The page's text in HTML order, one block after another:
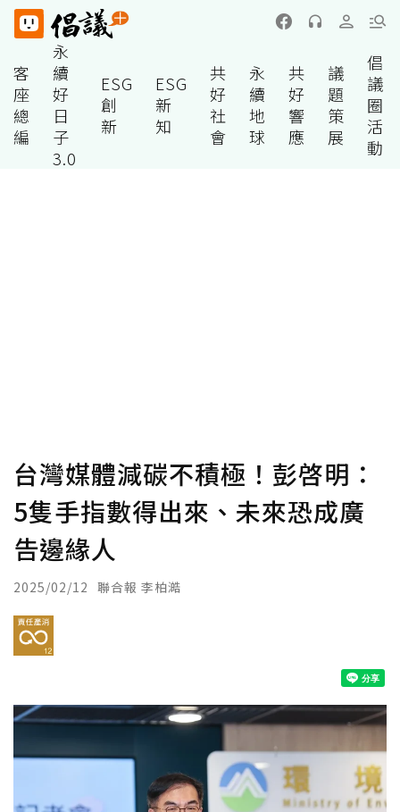
客
座
總
編
永
續
好
日
子
3.0
ESG
創
新
ESG
新
知
共
好
社
會
永
續
地
球
共
好
響
應
議
題
策
展
倡
議
圈
活
動
台灣媒體減碳不積極！彭啓明：
5隻手指數得出來、未來恐成廣
告邊緣人
2025/02/12 聯合報 李柏澔